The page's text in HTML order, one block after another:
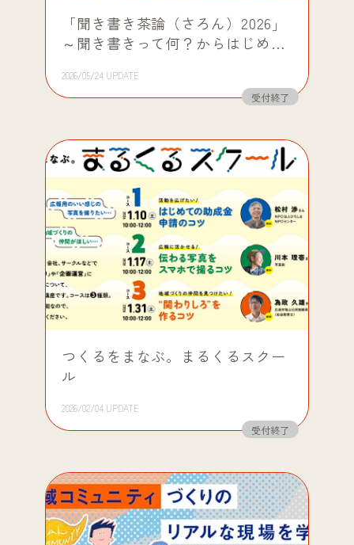
「聞き書き茶論（さろん）2026」
～聞き書きって何？からはじめま
2026/05/24 UPDATE
受付終了
つくるをまなぶ。まるくるスクー
ル
2026/02/04 UPDATE
受付終了